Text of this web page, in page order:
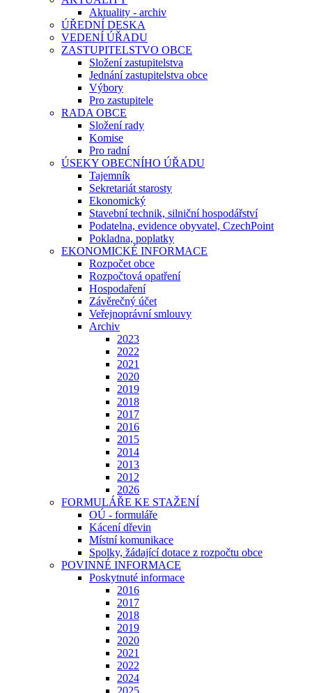
Aktuality - archiv
ÚŘEDNÍ DESKA
VEDENÍ ÚŘADU
ZASTUPITELSTVO OBCE
Složení zastupitelstva
Jednání zastupitelstva obce
Výbory
Pro zastupitele
RADA OBCE
Složení rady
Komise
Pro radní
ÚSEKY OBECNÍHO ÚŘADU
Tajemník
Sekretariát starosty
Ekonomický
Stavební technik, silniční hospodářství
Podatelna, evidence obyvatel, CzechPoint
Pokladna, poplatky
EKONOMICKÉ INFORMACE
Rozpočet obce
Rozpočtová opatření
Hospodaření
Závěrečný účet
Veřejnoprávní smlouvy
Archiv
2023
2022
2021
2020
2019
2018
2017
2016
2015
2014
2013
2012
2026
FORMULÁŘE KE STAŽENÍ
OÚ - formuláře
Kácení dřevin
Místní komunikace
Spolky, žádající dotace z rozpočtu obce
POVINNÉ INFORMACE
Poskytnuté informace
2016
2017
2018
2019
2020
2021
2022
2024
2025